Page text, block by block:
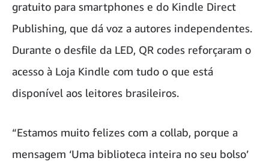
gratuito para smartphones e do Kindle Direct
Publishing, que dá voz a autores independentes.
Durante o desfile da LED, QR codes reforçaram o
acesso à Loja Kindle com tudo o que está
disponível aos leitores brasileiros.
“Estamos muito felizes com a collab, porque a
mensagem ‘Uma biblioteca inteira no seu bolso’